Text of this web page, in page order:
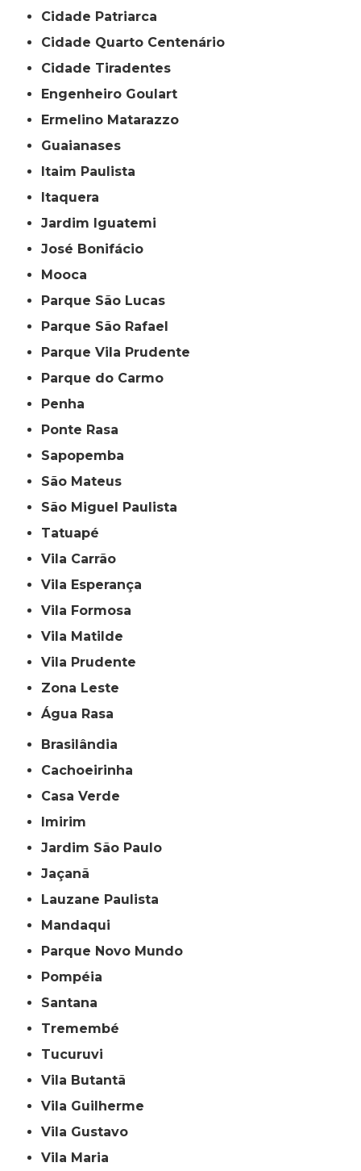
Cidade Patriarca
Cidade Quarto Centenário
Cidade Tiradentes
Engenheiro Goulart
Ermelino Matarazzo
Guaianases
Itaim Paulista
Itaquera
Jardim Iguatemi
José Bonifácio
Mooca
Parque São Lucas
Parque São Rafael
Parque Vila Prudente
Parque do Carmo
Penha
Ponte Rasa
Sapopemba
São Mateus
São Miguel Paulista
Tatuapé
Vila Carrão
Vila Esperança
Vila Formosa
Vila Matilde
Vila Prudente
Zona Leste
Água Rasa
Brasilândia
Cachoeirinha
Casa Verde
Imirim
Jardim São Paulo
Jaçanã
Lauzane Paulista
Mandaqui
Parque Novo Mundo
Pompéia
Santana
Tremembé
Tucuruvi
Vila Butantã
Vila Guilherme
Vila Gustavo
Vila Maria